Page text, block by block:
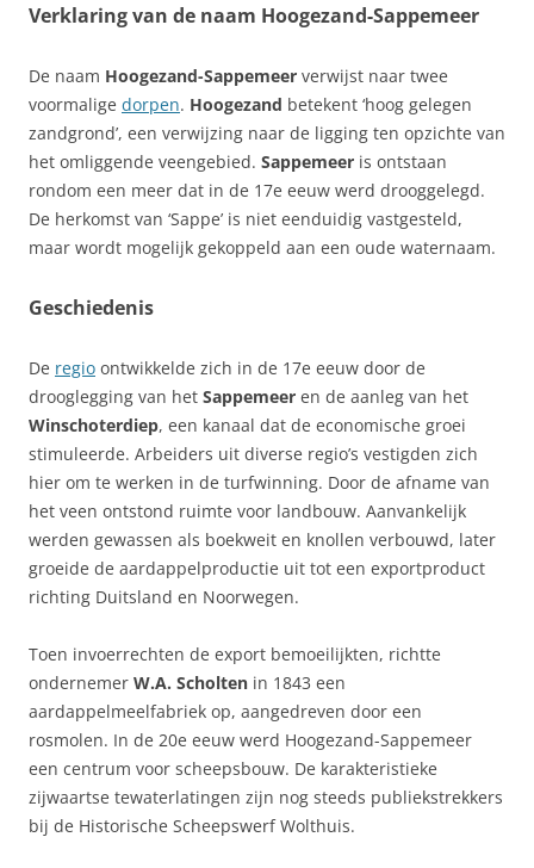
Verklaring van de naam Hoogezand-Sappemeer
De naam Hoogezand-Sappemeer verwijst naar twee
voormalige dorpen. Hoogezand betekent ‘hoog gelegen
zandgrond’, een verwijzing naar de ligging ten opzichte van
het omliggende veengebied. Sappemeer is ontstaan
rondom een meer dat in de 17e eeuw werd drooggelegd.
De herkomst van ‘Sappe’ is niet eenduidig vastgesteld,
maar wordt mogelijk gekoppeld aan een oude waternaam.
Geschiedenis
De regio ontwikkelde zich in de 17e eeuw door de
drooglegging van het Sappemeer en de aanleg van het
Winschoterdiep, een kanaal dat de economische groei
stimuleerde. Arbeiders uit diverse regio’s vestigden zich
hier om te werken in de turfwinning. Door de afname van
het veen ontstond ruimte voor landbouw. Aanvankelijk
werden gewassen als boekweit en knollen verbouwd, later
groeide de aardappelproductie uit tot een exportproduct
richting Duitsland en Noorwegen.
Toen invoerrechten de export bemoeilijkten, richtte
ondernemer W.A. Scholten in 1843 een
aardappelmeelfabriek op, aangedreven door een
rosmolen. In de 20e eeuw werd Hoogezand-Sappemeer
een centrum voor scheepsbouw. De karakteristieke
zijwaartse tewaterlatingen zijn nog steeds publiekstrekkers
bij de Historische Scheepswerf Wolthuis.